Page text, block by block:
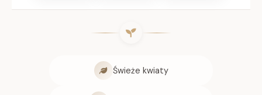
Świeże kwiaty